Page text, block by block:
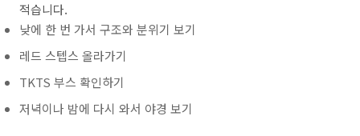
적습니다.
낮에 한 번 가서 구조와 분위기 보기
레드 스텝스 올라가기
TKTS 부스 확인하기
저녁이나 밤에 다시 와서 야경 보기